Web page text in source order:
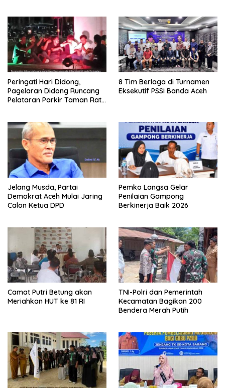
Peringati Hari Didong,
Pagelaran Didong Runcang
Pelataran Parkir Taman Ratu
8 Tim Berlaga di Turnamen
Eksekutif PSSI Banda Aceh
Jelang Musda, Partai
Demokrat Aceh Mulai Jaring
Calon Ketua DPD
Pemko Langsa Gelar
Penilaian Gampong
Berkinerja Baik 2026
Camat Putri Betung akan
Meriahkan HUT ke 81 RI
TNI-Polri dan Pemerintah
Kecamatan Bagikan 200
Bendera Merah Putih